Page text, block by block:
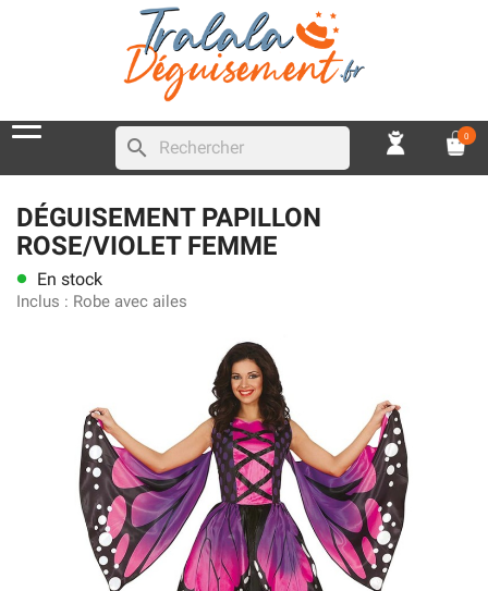
search 0
DÉGUISEMENT PAPILLON
ROSE/VIOLET FEMME
lens En stock
Inclus : Robe avec ailes